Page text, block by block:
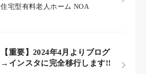
住宅型有料老人ホーム NOA
【重要】2024年4月よりブログ
→インスタに完全移行します!!